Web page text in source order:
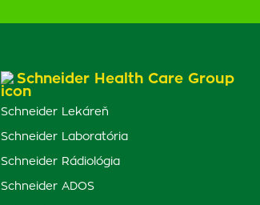
Schneider Health Care Group
Schneider Lekáreň
Schneider Laboratória
Schneider Rádiológia
Schneider ADOS